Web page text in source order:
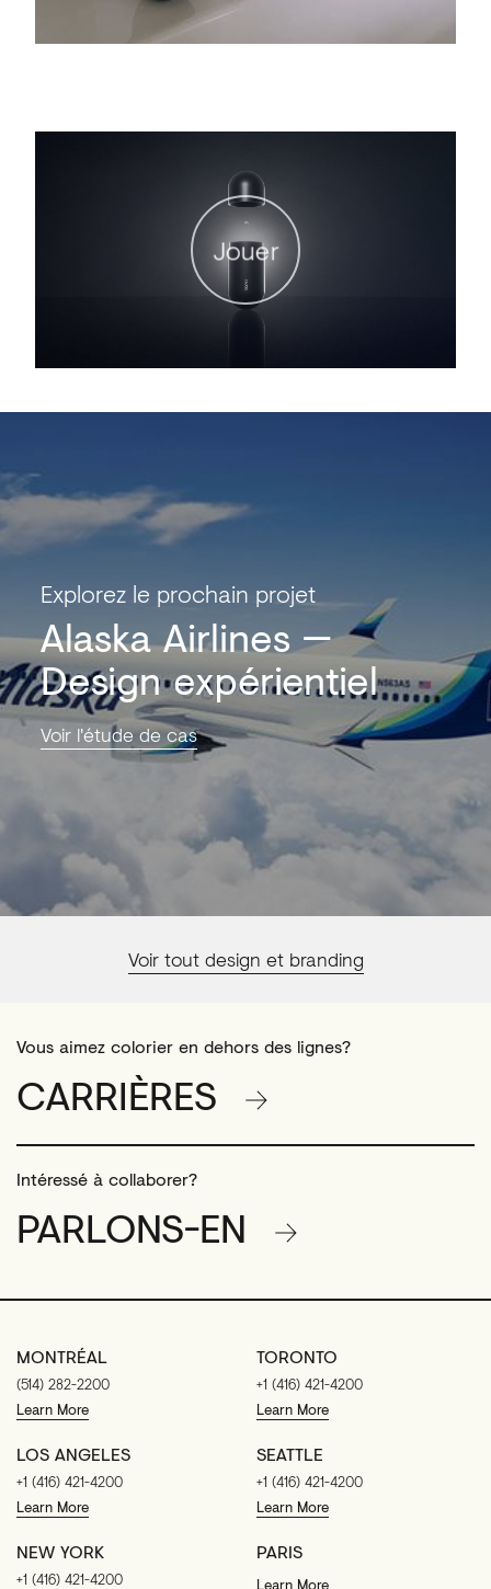
Jouer
Explorez le prochain projet
Alaska Airlines
Design expérientiel
Voir l'étude de cas
Voir tout design et branding
Vous aimez colorier en dehors des lignes?
CARRIÈRES
Intéressé à collaborer?
PARLONS-EN
MONTRÉAL
(514) 282-2200
Learn More
TORONTO
+1 (416) 421-4200
Learn More
LOS ANGELES
+1 (416) 421-4200
Learn More
SEATTLE
+1 (416) 421-4200
Learn More
NEW YORK
+1 (416) 421-4200
PARIS
Learn More